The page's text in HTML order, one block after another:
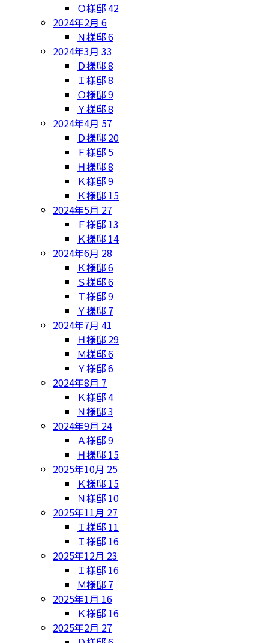
Ｏ様邸42
2024年2月 6
Ｎ様邸6
2024年3月 33
Ｄ様邸8
Ｉ様邸8
Ｏ様邸9
Ｙ様邸8
2024年4月 57
Ｄ様邸 20
Ｆ様邸 5
Ｈ様邸8
Ｋ様邸9
Ｋ様邸 15
2024年5月 27
Ｆ様邸 13
Ｋ様邸 14
2024年6月 28
Ｋ様邸6
Ｓ様邸6
Ｔ様邸9
Ｙ様邸 7
2024年7月 41
Ｈ様邸 29
Ｍ様邸6
Ｙ様邸6
2024年8月 7
Ｋ様邸4
Ｎ様邸3
2024年9月 24
Ａ様邸9
Ｈ様邸 15
2025年10月 25
Ｋ様邸 15
Ｎ様邸 10
2025年11月 27
Ｉ様邸 11
Ｉ様邸 16
2025年12月 23
Ｉ様邸 16
Ｍ様邸 7
2025年1月 16
Ｋ様邸 16
2025年2月 27